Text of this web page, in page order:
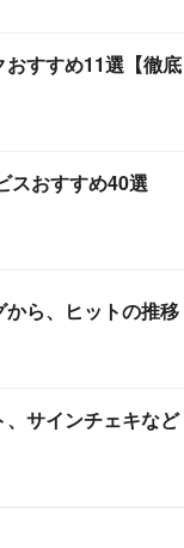
すすめ11選【徹底
スおすすめ40選
ら、ヒットの推移
サインチェキなど